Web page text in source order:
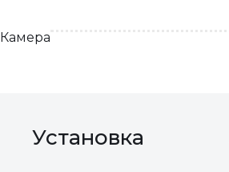
Камера
Установка